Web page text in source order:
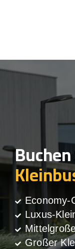
Economy-
Luxus-
Großer